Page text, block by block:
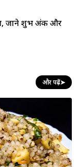
जाने शुभ अंक और
और पढ़ें➤